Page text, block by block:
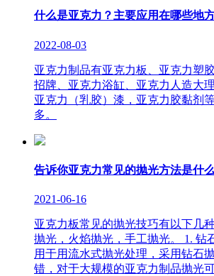
什么是亚克力？主要应用在哪些地
2022-08-03
亚克力制品有亚克力板、亚克力塑
招牌、亚克力浴缸、亚克力人造大
亚克力（乳胶）漆，亚克力胶黏剂
多。
告诉你亚克力常见的抛光方法是什
2021-06-16
亚克力板常见的抛光技巧有以下几
抛光，火焰抛光，手工抛光。 1. 钻
用于用流水式抛光处理，采用钻石
错，对于大规模的亚克力制品抛光